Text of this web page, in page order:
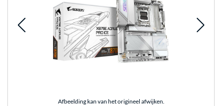
Afbeelding kan van het origineel afwijken.